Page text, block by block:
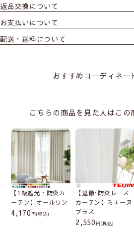
返品交換について
お支払いについて
配送・送料について
おすすめコーディネー
こちらの商品を見た人はこの
【1級遮光・防炎カ
ーテン】オールワン
4,170 (税込)
【遮像･防炎レース
カーテン】ミエーヌ
プラス
2,550 (税込)